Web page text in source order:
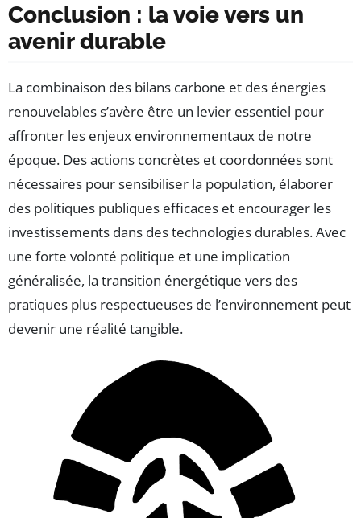
Conclusion : la voie vers un
avenir durable
La combinaison des bilans carbone et des énergies
renouvelables s’avère être un levier essentiel pour
affronter les enjeux environnementaux de notre
époque. Des actions concrètes et coordonnées sont
nécessaires pour sensibiliser la population, élaborer
des politiques publiques efficaces et encourager les
investissements dans des technologies durables. Avec
une forte volonté politique et une implication
généralisée, la transition énergétique vers des
pratiques plus respectueuses de l’environnement peut
devenir une réalité tangible.